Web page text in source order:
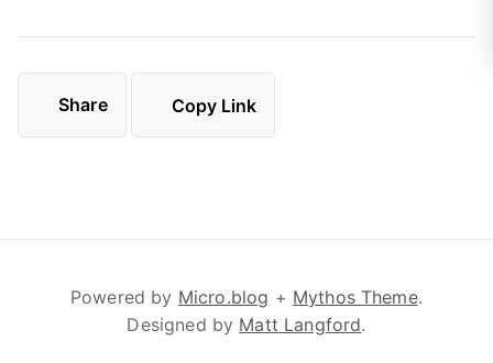
Share Copy Link
Powered by Micro.blog + Mythos Theme.
Designed by Matt Langford.